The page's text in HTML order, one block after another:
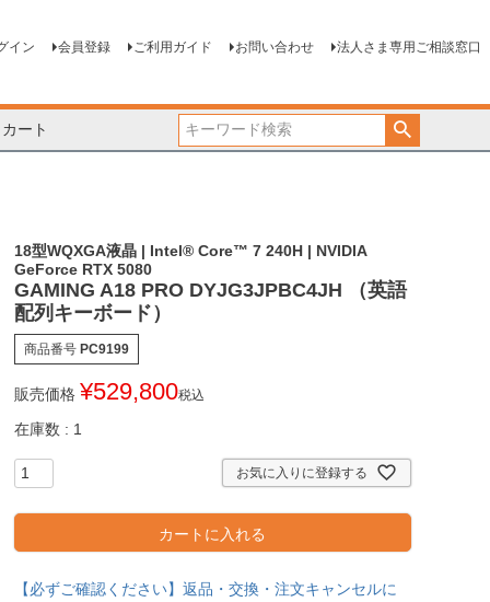
イン 会員登録 ご利用ガイド お問い合わせ 法人さま専用ご相談窓口
カート
18型WQXGA液晶 | Intel® Core™ 7 240H | NVIDIA
GeForce RTX 5080
GAMING A18 PRO DYJG3JPBC4JH （英語
配列キーボード）
商品番号 PC9199
販売価格 ¥529,800税込
在庫数 1
お気に入りに登録する
カートに入れる
【必ずご確認ください】返品・交換・注文キャンセルに